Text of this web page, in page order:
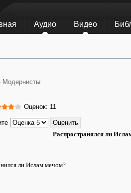
Аудио Видео
Модернисты
Оценок: 11
Распространялся ли
ли Ислам мечом?